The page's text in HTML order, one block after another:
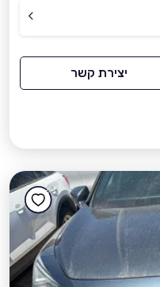
יצירת קשר